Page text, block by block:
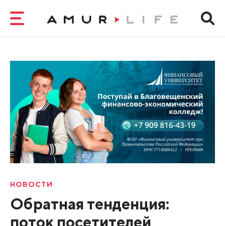
НОВОСТИ
Обратная тенденция:
поток посетителей